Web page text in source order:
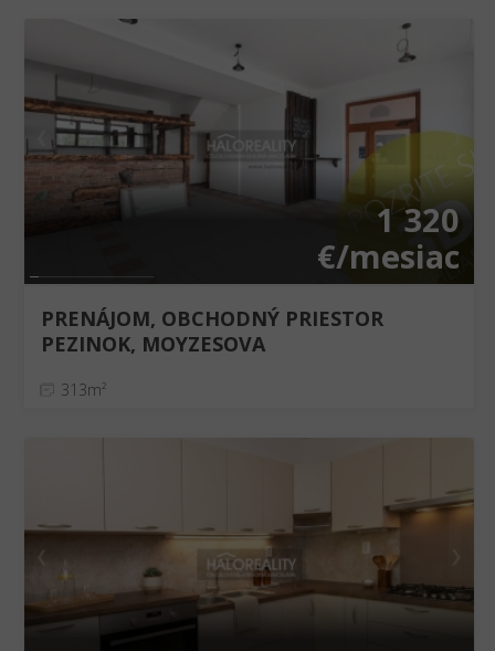
❯
1 320
€/mesiac
PRENÁJOM, OBCHODNÝ PRIESTOR
PEZINOK, MOYZESOVA
313m²
❮